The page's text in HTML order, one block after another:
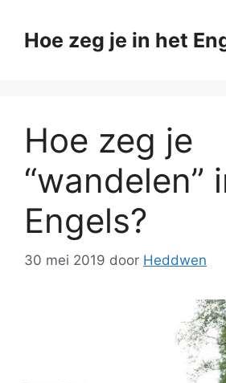
naarHoe zeg je in het
Hoe zeg je
“wandelen”
Engels?
30 mei 2019 door Heddwen